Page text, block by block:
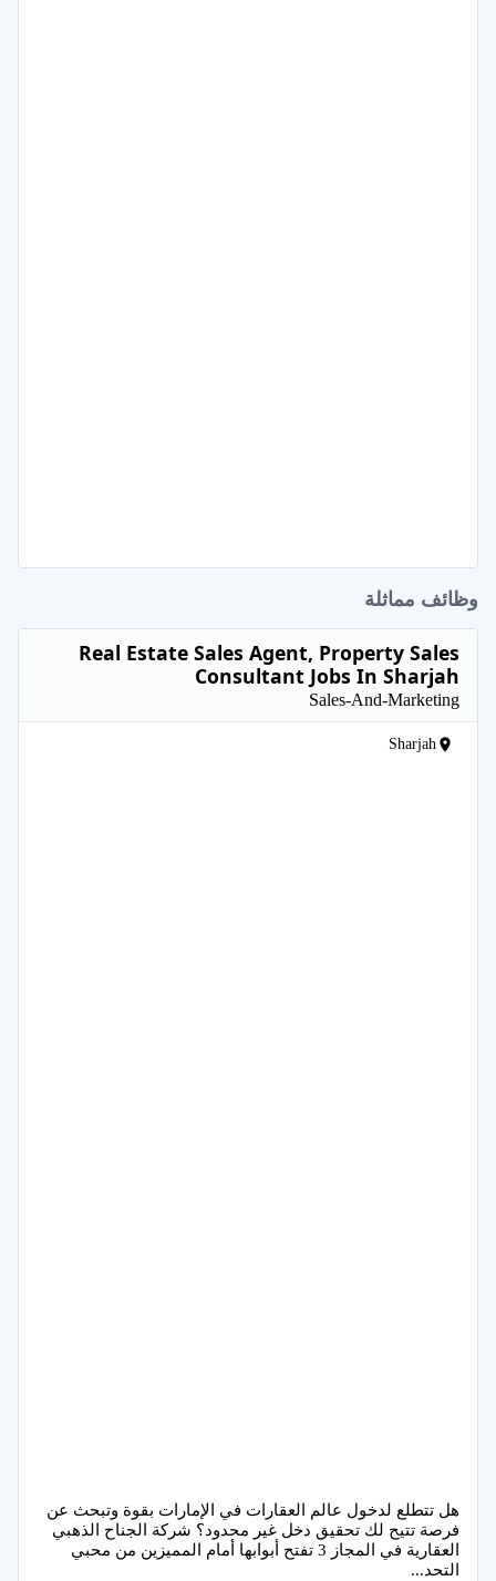
وظائف مماثلة
Real Estate Sales Agent, Property Sales
Consultant Jobs In Sharjah
Sales-And-Marketing
Sharjah
هل تتطلع لدخول عالم العقارات في الإمارات بقوة وتبحث عن
فرصة تتيح لك تحقيق دخل غير محدود؟ شركة الجناح الذهبي
العقارية في المجاز 3 تفتح أبوابها أمام المميزين من محبي
التحد...